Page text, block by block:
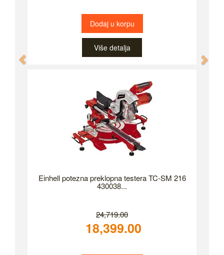
Dodaj u korpu
Više detalja
Einhell potezna preklopna testera TC-SM 216
430038...
24,719.00
18,399.00